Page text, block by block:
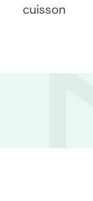
cuisson